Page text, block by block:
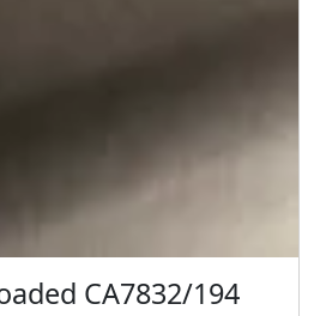
CA7832/194